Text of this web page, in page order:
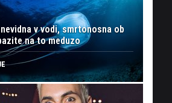
v vodi, smrtonosna ob
na to meduzo